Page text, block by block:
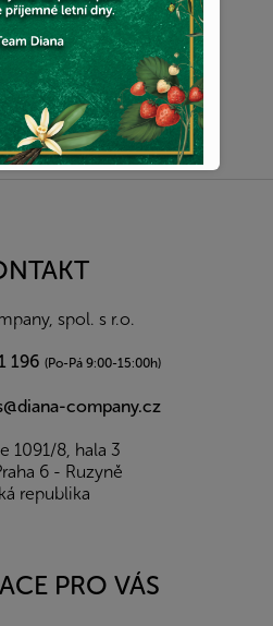
spol. s r.o.
196 (Po-Pá 9:00-15:00h)
company.cz
1091/8, hala 3
6 - Ruzyně
republika
PRO VÁS